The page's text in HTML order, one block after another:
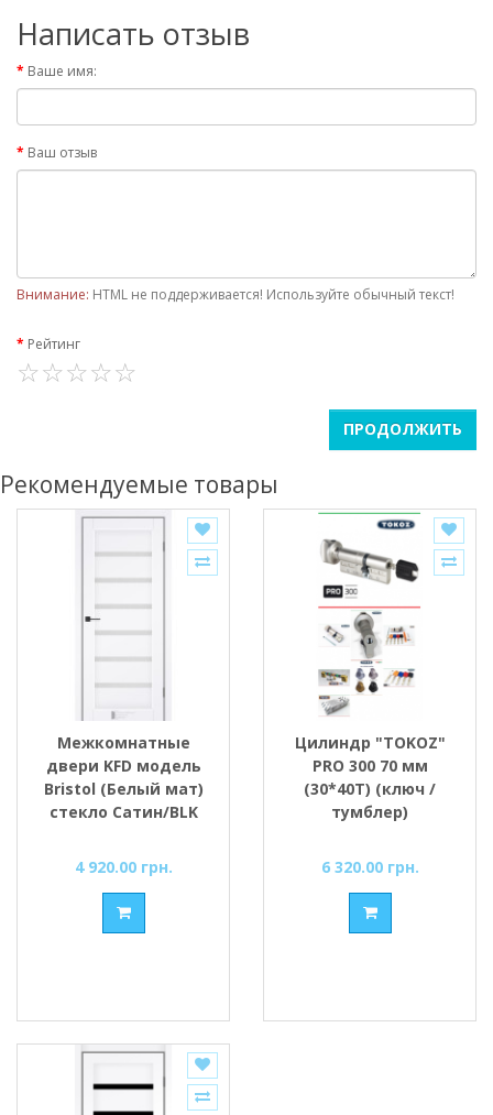
Написать отзыв
Ваше имя:
Ваш отзыв
Внимание: HTML не поддерживается! Используйте обычный текст!
Рейтинг
ПРОДОЛЖИТЬ
Рекомендуемые товары
Межкомнатные
двери KFD модель
Bristol (Белый мат)
стекло Сатин/BLK
4 920.00 грн.
Цилиндр "TOKOZ"
PRO 300 70 мм
(30*40T) (ключ /
тумблер)
6 320.00 грн.